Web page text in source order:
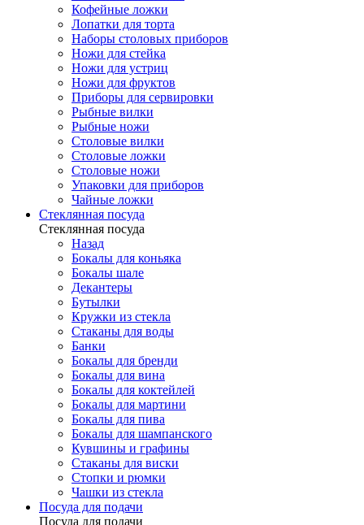
Кофейные ложки
Лопатки для торта
Наборы столовых приборов
Ножи для стейка
Ножи для устриц
Ножи для фруктов
Приборы для сервировки
Рыбные вилки
Рыбные ножи
Столовые вилки
Столовые ложки
Столовые ножи
Упаковки для приборов
Чайные ложки
Стеклянная посуда
Стеклянная посуда
Назад
Бокалы для коньяка
Бокалы шале
Декантеры
Бутылки
Кружки из стекла
Стаканы для воды
Банки
Бокалы для бренди
Бокалы для вина
Бокалы для коктейлей
Бокалы для мартини
Бокалы для пива
Бокалы для шампанского
Кувшины и графины
Стаканы для виски
Стопки и рюмки
Чашки из стекла
Посуда для подачи
Посуда для подачи